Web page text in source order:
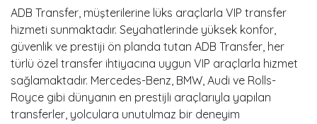
ADB Transfer, müşterilerine lüks araçlarla VIP transfer
hizmeti sunmaktadır. Seyahatlerinde yüksek konfor,
güvenlik ve prestiji ön planda tutan ADB Transfer, her
türlü özel transfer ihtiyacına uygun VIP araçlarla hizmet
sağlamaktadır. Mercedes-Benz, BMW, Audi ve Rolls-
Royce gibi dünyanın en prestijli araçlarıyla yapılan
transferler, yolculara unutulmaz bir deneyim